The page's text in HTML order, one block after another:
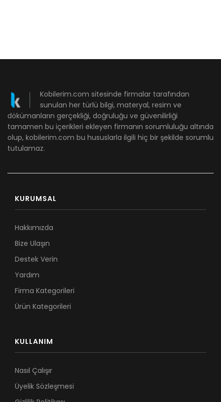
Kobilerim.com sitesinde firmalar tarafından
sunulan her türlü bilgi, materyal, resim ve
dökümanların gerçekliği, doğruluğu ve güvenilirliği
tamamen bu içerikleri ekleyen firmanın sorumluluğu altında
olup, kobilerim.com bu hususlarla ilgili hiç bir şekilde sorumlu
tutulamaz.
KURUMSAL
Hakkımızda
Bize Ulaşın
Destek Verin
Yardım
Firma Kategorileri
Ürün Kategorileri
KULLANIM
Nasıl Çalışır
Üyelik Sözleşmesi